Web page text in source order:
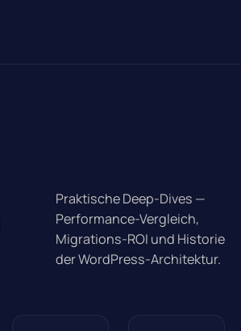
Praktische Deep-Dives —
Performance-Vergleich,
Migrations-ROI und Historie
der WordPress-Architektur.